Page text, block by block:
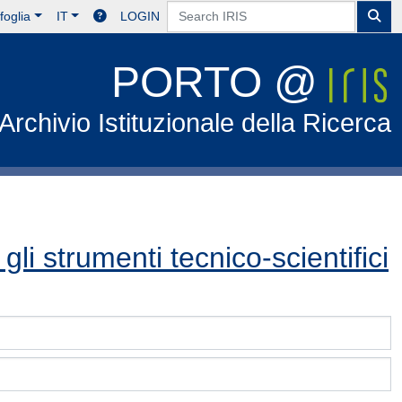
IT LOGIN
PORTO @
Istituzionale della Ricerca
strumenti tecnico-scientifici